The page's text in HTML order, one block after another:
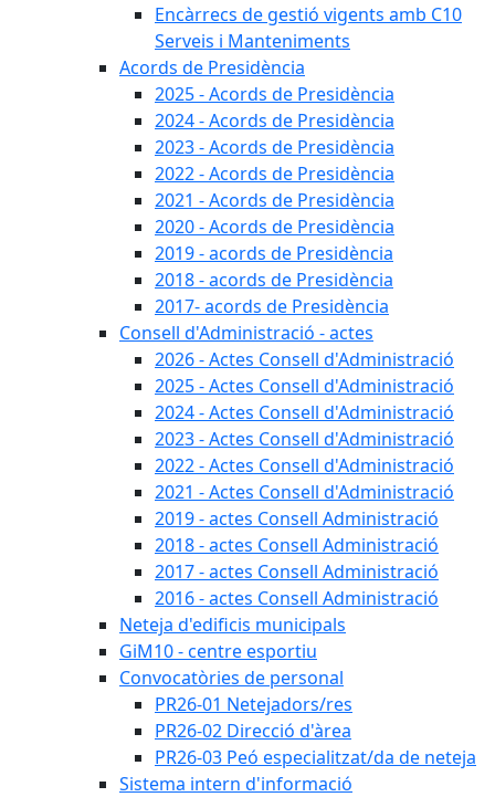
Encàrrecs de gestió vigents amb C10
Serveis i Manteniments
Acords de Presidència
2025 - Acords de Presidència
2024 - Acords de Presidència
2023 - Acords de Presidència
2022 - Acords de Presidència
2021 - Acords de Presidència
2020 - Acords de Presidència
2019 - acords de Presidència
2018 - acords de Presidència
2017- acords de Presidència
Consell d'Administració - actes
2026 - Actes Consell d'Administració
2025 - Actes Consell d'Administració
2024 - Actes Consell d'Administració
2023 - Actes Consell d'Administració
2022 - Actes Consell d'Administració
2021 - Actes Consell d'Administració
2019 - actes Consell Administració
2018 - actes Consell Administració
2017 - actes Consell Administració
2016 - actes Consell Administració
Neteja d'edificis municipals
GiM10 - centre esportiu
Convocatòries de personal
PR26-01 Netejadors/res
PR26-02 Direcció d'àrea
PR26-03 Peó especialitzat/da de neteja
Sistema intern d'informació